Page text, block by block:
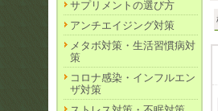
サプリメントの選び方
アンチエイジング対策
メタボ対策・生活習慣病対
策
コロナ感染・インフルエン
ザ対策